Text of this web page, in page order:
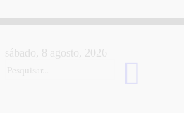
sábado, 8 agosto, 2026